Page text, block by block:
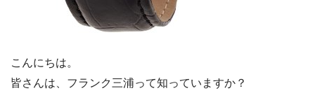
こんにちは。
皆さんは、フランク三浦って知っていますか？